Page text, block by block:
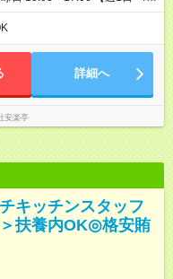
もちろん大歓迎！ 「子ど
タイムだけ」 など、家庭の予
詳細へ
安楽亭
キッチンスタッフ
扶養内OK◎格安賄